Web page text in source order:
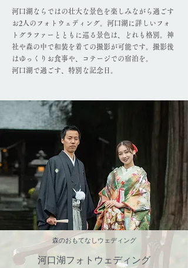
河口湖ならではの壮大な景色を楽しみながら過ごす
お2人のフォトウェディング。河口湖に詳しいフォ
トグラファーとともに巡る景色は、どれも格別。神
社や森の中で和装を着ての撮影が可能です。撮影後
はゆっくりお食事や、コテージでの宿泊を。
河口湖で過ごす、特別な記念日。
​森のおもてなしウェディング
河口湖フォトウェディング